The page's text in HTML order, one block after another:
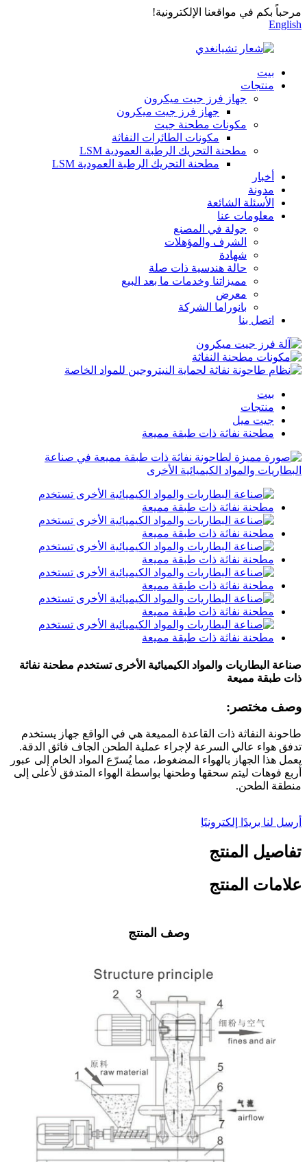
مرحباً بكم في مواقعنا الإلكترونية!
English
بيت
منتجات
جهاز فرز جيت ميكرون
جهاز فرز جيت ميكرون
مكونات مطحنة جيت
مكونات الطائرات النفاثة
مطحنة التحريك الرطبة العمودية LSM
مطحنة التحريك الرطبة العمودية LSM
أخبار
مدونة
الأسئلة الشائعة
معلومات عنا
جولة في المصنع
الشرف والمؤهلات
شهادة
حالة هندسية ذات صلة
مميزاتنا وخدمات ما بعد البيع
معرض
بانوراما الشركة
اتصل بنا
بيت
منتجات
جيت ميل
مطحنة نفاثة ذات طبقة مميعة
صناعة البطاريات والمواد الكيميائية الأخرى تستخدم مطحنة نفاثة
ذات طبقة مميعة
وصف مختصر:
طاحونة النفاثة ذات القاعدة المميعة هي في الواقع جهاز يستخدم
تدفق هواء عالي السرعة لإجراء عملية الطحن الجاف فائق الدقة.
يعمل هذا الجهاز بالهواء المضغوط، مما يُسرّع المواد الخام إلى عبور
أربع فوهات ليتم سحقها وطحنها بواسطة الهواء المتدفق لأعلى إلى
منطقة الطحن.
أرسل لنا بريدًا إلكترونيًا
تفاصيل المنتج
علامات المنتج
وصف المنتج